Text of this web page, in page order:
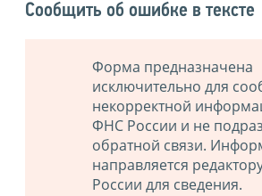
Сообщить об ошибке в тексте
Форма предназначена
исключительно для
некорректной
ФНС России и не
обратной связи.
направляется
России для сведения.